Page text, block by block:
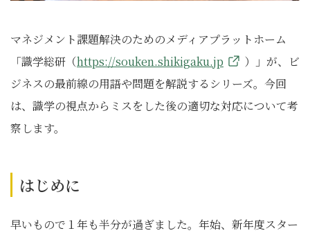
マネジメント課題解決のためのメディアプラットホーム
「識学総研（https://souken.shikigaku.jp
）」が、ビ
ジネスの最前線の用語や問題を解説するシリーズ。今回
は、識学の視点からミスをした後の適切な対応について考
察します。
はじめに
早いもので１年も半分が過ぎました。年始、新年度スター